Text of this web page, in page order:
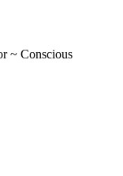
~ Conscious